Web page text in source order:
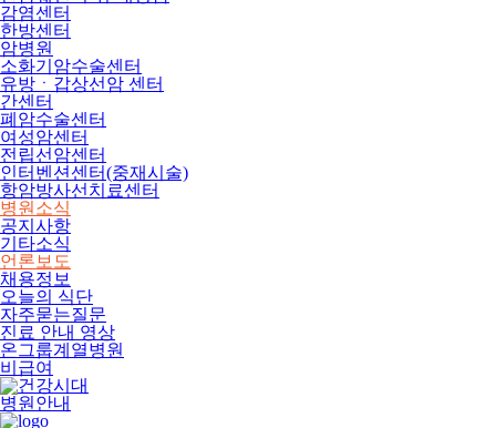
감염센터
한방센터
암병원
소화기암수술센터
유방ㆍ갑상선암 센터
간센터
폐암수술센터
여성암센터
전립선암센터
인터벤션센터(중재시술)
항암방사선치료센터
병원소식
공지사항
기타소식
언론보도
채용정보
오늘의 식단
자주묻는질문
진료 안내 영상
온그룹계열병원
비급여
병원안내